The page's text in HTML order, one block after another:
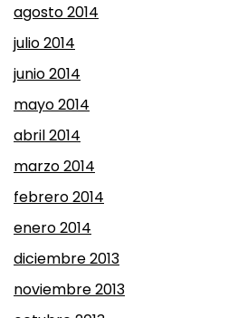
agosto 2014
julio 2014
junio 2014
mayo 2014
abril 2014
marzo 2014
febrero 2014
enero 2014
diciembre 2013
noviembre 2013